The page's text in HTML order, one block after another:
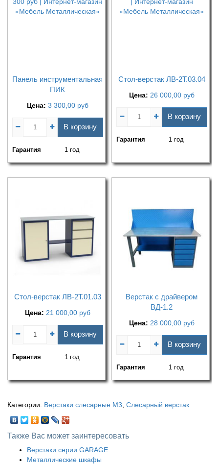
Панель инструментальная
ПИК
Цена: 3 300,00 руб
В корзину
Гарантия 1 год
Стол-верстак ЛВ-2Т.03.04
Цена: 26 000,00 руб
В корзину
Гарантия 1 год
Стол-верстак ЛВ-2Т.01.03
Цена: 21 000,00 руб
В корзину
Гарантия 1 год
Верстак с драйвером
ВД-1.2
Цена: 28 000,00 руб
В корзину
Гарантия 1 год
Категории: Верстаки слесарные М3 Слесарный верстак
Также Вас может заинтересовать
Верстаки серии GARAGE
Металлические шкафы